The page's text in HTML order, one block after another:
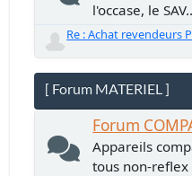
l'occase, le
Re : Achat revendeurs
[ Forum MATERIEL ]
Forum
Appareils
tous non-reflex